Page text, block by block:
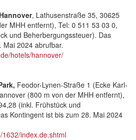
, Lathusenstraße 35, 30625
MHH entfernt), Tel: 0 511 53 03 0,
und Beherbergungssteuer). Das
Mai 2024 abrufbar.
hotels/hannover/
Feodor-Lynen-Straße 1 (Ecke Karl-
(800 m von der MHH entfernt),
(inkl. Frühstück und
Kontingent ist bis zum 28. Mai 2024
index.de.shtml